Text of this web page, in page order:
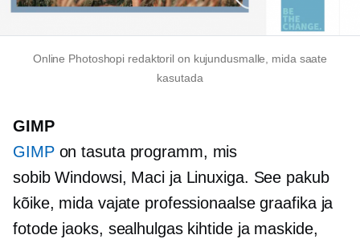
Online Photoshopi redaktoril on kujundusmalle, mida saate
kasutada
GIMP
GIMPon tasuta programm, mis
sobib Windowsi, Maci ja Linuxiga. See pakub
kõike, mida vajate professionaalse graafika ja
fotode jaoks, sealhulgas kihtide ja maskide,